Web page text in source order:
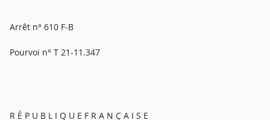
Arrêt n° 610 F-B
Pourvoi n° T 21-11.347
R É P U B L I Q U E F R A N Ç A I S E